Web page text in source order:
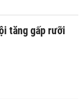
tăng gấp rưỡi